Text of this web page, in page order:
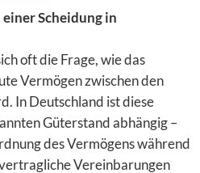
Scheidung in
oft die Frage, wie das
Vermögen zwischen den
In Deutschland ist diese
Güterstand abhängig –
des Vermögens während
Vereinbarungen